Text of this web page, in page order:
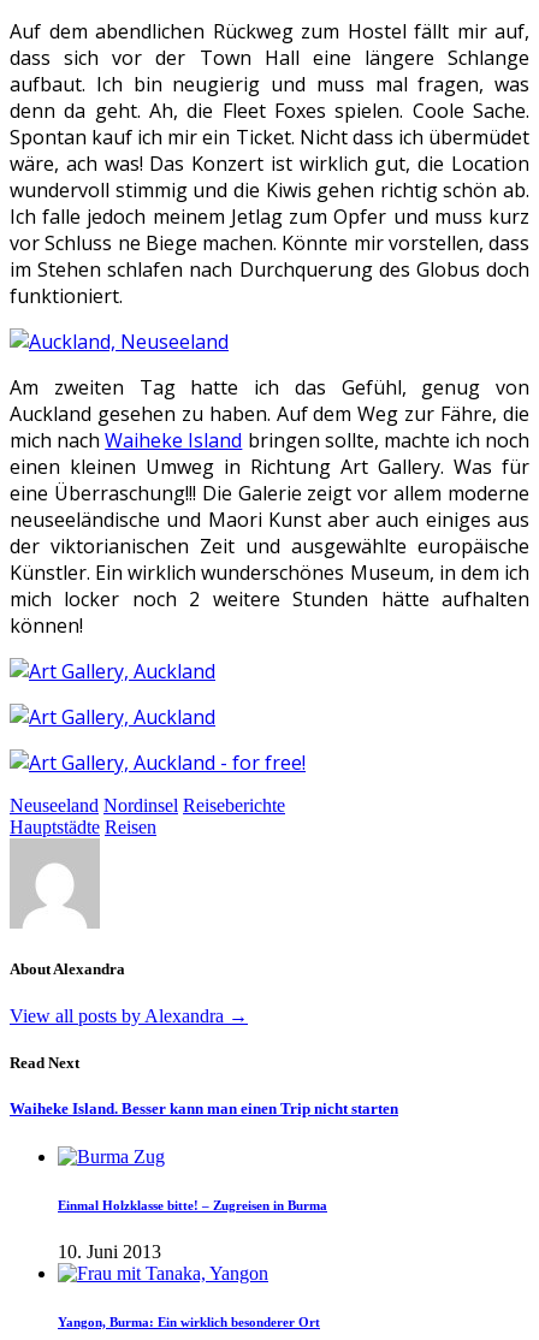
Auf dem abendlichen Rückweg zum Hostel fällt mir auf,
dass sich vor der Town Hall eine längere Schlange
aufbaut. Ich bin neugierig und muss mal fragen, was
denn da geht. Ah, die Fleet Foxes spielen. Coole Sache.
Spontan kauf ich mir ein Ticket. Nicht dass ich übermüdet
wäre, ach was! Das Konzert ist wirklich gut, die Location
wundervoll stimmig und die Kiwis gehen richtig schön ab.
Ich falle jedoch meinem Jetlag zum Opfer und muss kurz
vor Schluss ne Biege machen. Könnte mir vorstellen, dass
im Stehen schlafen nach Durchquerung des Globus doch
funktioniert.
Am zweiten Tag hatte ich das Gefühl, genug von
Auckland gesehen zu haben. Auf dem Weg zur Fähre, die
mich nachWaiheke Island bringen sollte, machte ich noch
einen kleinen Umweg in Richtung Art Gallery. Was für
eine Überraschung!!! Die Galerie zeigt vor allem moderne
neuseeländische und Maori Kunst aber auch einiges aus
der viktorianischen Zeit und ausgewählte europäische
Künstler. Ein wirklich wunderschönes Museum, in dem ich
mich locker noch 2 weitere Stunden hätte aufhalten
können!
Neuseeland Nordinsel Reiseberichte
Hauptstädte Reisen
About Alexandra
View all posts by Alexandra →
Read Next
Waiheke Island. Besser kann man einen Trip nicht starten
Einmal Holzklasse bitte! – Zugreisen in Burma
10. Juni 2013
Yangon, Burma: Ein wirklich besonderer Ort